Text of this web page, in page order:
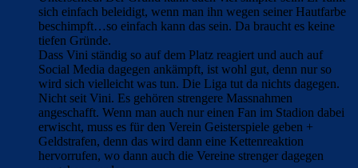
sich einfach beleidigt, wenn man ihn wegen seiner Hautfarbe
beschimpft…so einfach kann das sein. Da braucht es keine
tiefen Gründe.
Dass Vini ständig so auf dem Platz reagiert und auch auf
Social Media dagegen ankämpft, ist wohl gut, denn nur so
wird sich vielleicht was tun. Die Liga tut da nichts dagegen.
Nicht seit Vini. Es gehören strengere Massnahmen
angeschafft. Wenn man auch nur einen Fan im Stadion dabei
erwischt, muss es für den Verein Geisterspiele geben +
Geldstrafen, denn das wird dann eine Kettenreaktion
hervorrufen, wo dann auch die Vereine strenger dagegen